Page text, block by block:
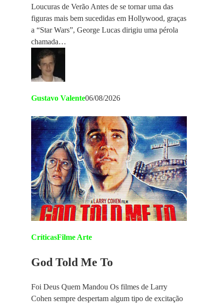
Loucuras de Verão Antes de se tornar uma das
figuras mais bem sucedidas em Hollywood, graças
a “Star Wars”, George Lucas dirigiu uma pérola
chamada…
Gustavo Valente06/08/2026
CríticasFilme Arte
God Told Me To
Foi Deus Quem Mandou Os filmes de Larry
Cohen sempre despertam algum tipo de excitação